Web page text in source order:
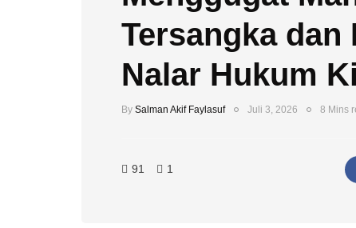
Tersangka dan
Nalar Hukum
By Salman Akif Faylasuf Juli 3, 2026 8 Mins
91 1